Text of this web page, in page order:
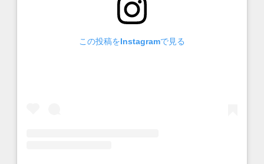
この投稿をInstagramで見る